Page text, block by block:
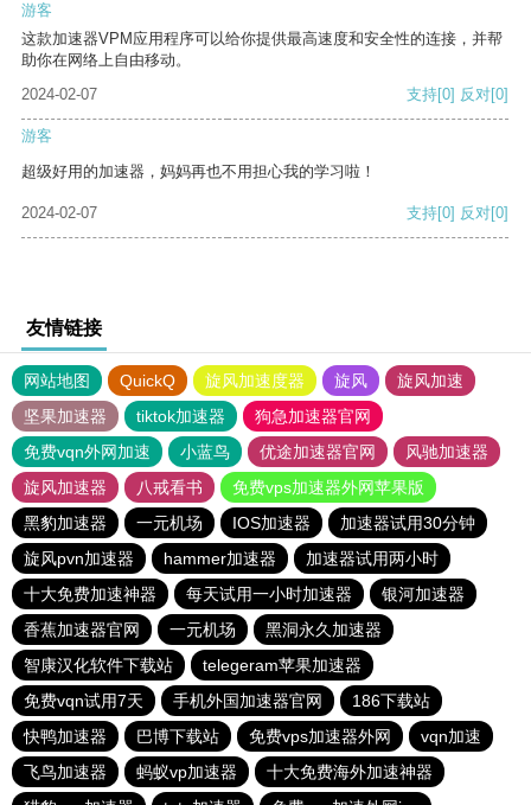
游客
这款加速器VPM应用程序可以给你提供最高速度和安全性的连接，并帮
助你在网络上自由移动。
2024-02-07
支持[0] 反对[0]
游客
超级好用的加速器，妈妈再也不用担心我的学习啦！
2024-02-07 支持[0] 反对[0]
友情链接
网站地图 QuickQ 旋风加速度器 旋风
旋风加速
坚果加速器
tiktok加速器
狗急加速器官网
免费vqn外网加速
小蓝鸟 优途加速器官网
风驰加速器
旋风加速器
八戒看书
免费vps加速器外网苹果版
黑豹加速器
一元机场 IOS加速器
加速器试用30分钟
旋风pvn加速器
hammer加速器
加速器试用两小时
十大免费加速神器
每天试用一小时加速器
银河加速器
香蕉加速器官网
一元机场
黑洞永久加速器
智康汉化软件下载站
telegeram苹果加速器
免费vqn试用7天
手机外国加速器官网
186下载站
快鸭加速器
巴博下载站 免费vps加速器外网
vqn加速
飞鸟加速器
蚂蚁vp加速器
十大免费海外加速神器